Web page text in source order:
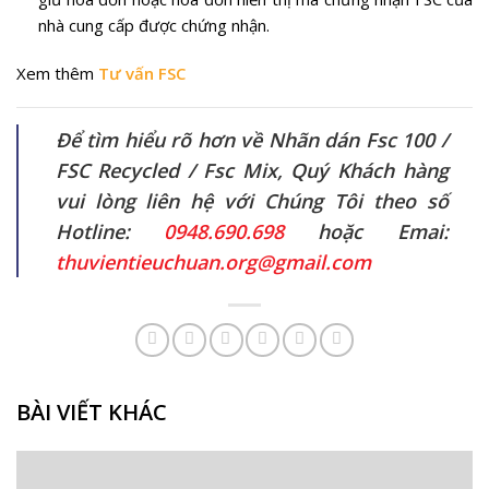
nhà cung cấp được chứng nhận.
Xem thêm Tư vấn FSC
Để tìm hiểu rõ hơn về Nhãn dán Fsc 100 /
FSC Recycled / Fsc Mix, Quý Khách hàng
vui lòng liên hệ với Chúng Tôi theo số
Hotline: 0948.690.698hoặc Emai:
thuvientieuchuan.org@gmail.com
BÀI VIẾT KHÁC